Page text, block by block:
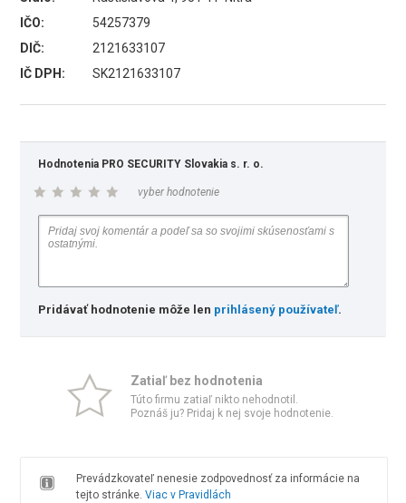
IČO:
54257379
DIČ:
2121633107
IČ DPH:
SK2121633107
Hodnotenia PRO SECURITY Slovakia s. r. o.
vyber hodnotenie
Pridávať hodnotenie môže len prihlásený používateľ.
Zatiaľ bez hodnotenia
Túto firmu zatiaľ nikto nehodnotil.
Poznáš ju? Pridaj k nej svoje hodnotenie.
Prevádzkovateľ nenesie zodpovednosť za informácie na
tejto stránke. Viac v Pravidlách